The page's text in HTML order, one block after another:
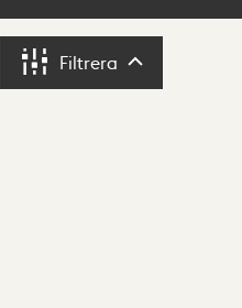
Filtrera Filtrera